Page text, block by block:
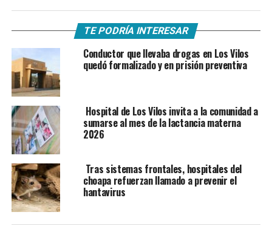
TE PODRÍA INTERESAR
Conductor que llevaba drogas en Los Vilos
quedó formalizado y en prisión preventiva
Hospital de Los Vilos invita a la comunidad a
sumarse al mes de la lactancia materna
2026
Tras sistemas frontales, hospitales del
choapa refuerzan llamado a prevenir el
hantavirus